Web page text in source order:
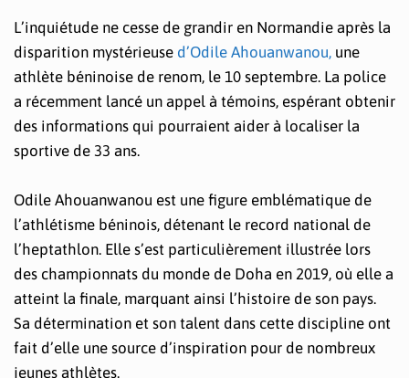
L’inquiétude ne cesse de grandir en Normandie après la
disparition mystérieuse d’Odile Ahouanwanou, une
athlète béninoise de renom, le 10 septembre. La police
a récemment lancé un appel à témoins, espérant obtenir
des informations qui pourraient aider à localiser la
sportive de 33 ans.
Odile Ahouanwanou est une figure emblématique de
l’athlétisme béninois, détenant le record national de
l’heptathlon. Elle s’est particulièrement illustrée lors
des championnats du monde de Doha en 2019, où elle a
atteint la finale, marquant ainsi l’histoire de son pays.
Sa détermination et son talent dans cette discipline ont
fait d’elle une source d’inspiration pour de nombreux
jeunes athlètes.